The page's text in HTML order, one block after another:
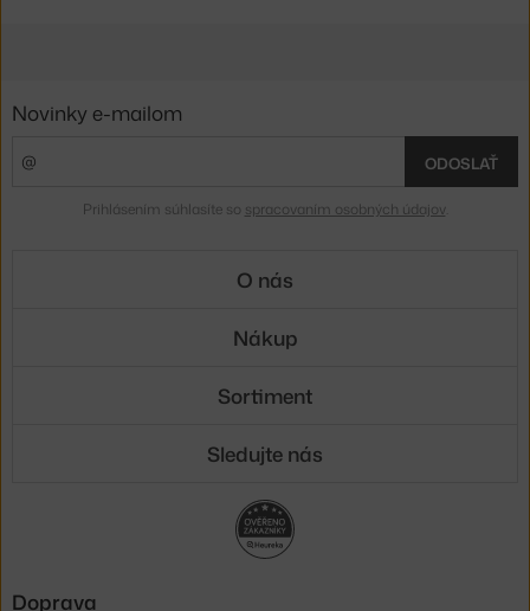
Novinky e-mailom
ODOSLAŤ
Prihlásením súhlasíte so spracovaním osobných údajov.
O nás
Nákup
Sortiment
Sledujte nás
Doprava